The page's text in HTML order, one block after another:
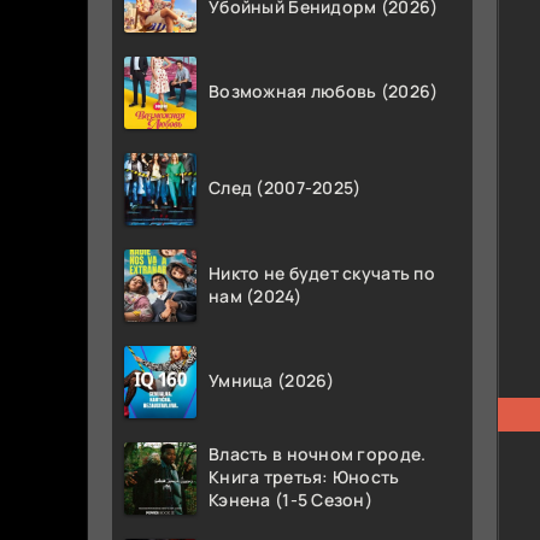
Убойный Бенидорм (2026)
Возможная любовь (2026)
След (2007-2025)
Никто не будет скучать по
нам (2024)
Умница (2026)
Власть в ночном городе.
Книга третья: Юность
Кэнена (1-5 Сезон)